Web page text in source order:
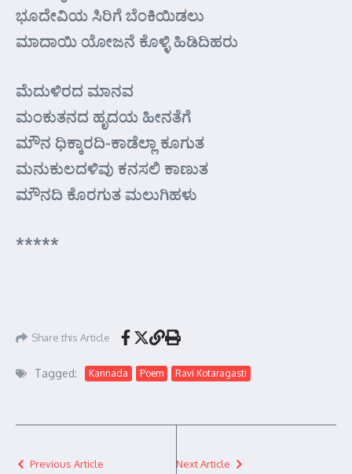
ಭೂದೇವಿಯ ಸಿರಿಗೆ ಬೆಂಕಿಯಿಡಲು
ಮಾದಾಯಿ ಯೋಜನೆ ಕೊಳ್ಳಿ ಹಿಡಿದಿಹರು
ಮೆದುಳಿರದ ಮಾನವ
ಮಂಕುತನದ ಹೃದಯ ಹೀನತೆಗೆ
ಮೌನ ಧಿಕ್ಕಾರದಿ-ಕಾಡೆಲ್ಲಾ ಕೂಗುತ
ಮನುಕುಲದಳಿವು ಕನಸಲಿ ಕಾಣುತ
ಮೌನದಿ ಕೊರಗುತ ಮಲುಗಿಹಳು
*****
Share this Article
Tagged: Kannada Poem Ravi Kotaragasti
Previous Article Next Article